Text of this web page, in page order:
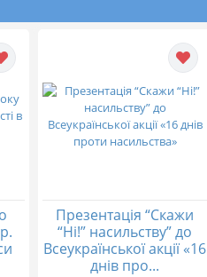
Презентація “Скажи
“Ні!” насильству” до
Всеукраїнської акції «16
днів про...